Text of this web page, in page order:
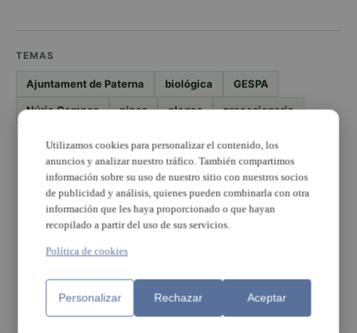
TEMAS
Ajuntament de Paterna biológica GESPA
Núria Campos pinos plagas procesionaria
PUBLICIDAD
Utilizamos cookies para personalizar el contenido, los
anuncios y analizar nuestro tráfico. También compartimos
información sobre su uso de nuestro sitio con nuestros socios
de publicidad y análisis, quienes pueden combinarla con otra
información que les haya proporcionado o que hayan
recopilado a partir del uso de sus servicios.
Política de cookies
Personalizar Rechazar Aceptar